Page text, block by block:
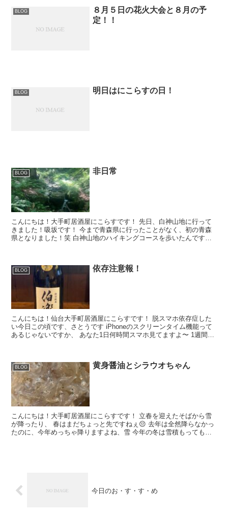
BLOG
８月５日の花火大会と８月の予
定！！
BLOG 明日はにこらすの日！
BLOG 非日常
こんにちは！大手町居酒屋にこらすです！ 先日、白神山地に行って
きました！吸坂です！ 今まで青森県に行ったことがなく、初の青森
県となりました！笑 白神山地のハイキングコースを歩いたんですけ
BLOG 依存注意報！
こんにちは！仙台大手町居酒屋にこらすです！ 脱スマホ依存症した
い今日この頃です、さとうです iPhoneのスクリーンタイム機能って
あるじゃないですか、 あなた1日何時間スマホ見てますよ〜 1週間平
BLOG 黄身醤油とシラウオちゃん
こんにちは！大手町居酒屋にこらすです！ 立春を迎えたそばから雪
が降ったり、 春はまだちょっと先ですねぇ😔 去年は全然降らなかっ
たのに、今年めっちゃ降りますよね、雪 今年の冬は雪積もってもス
今日のお・す・す・め